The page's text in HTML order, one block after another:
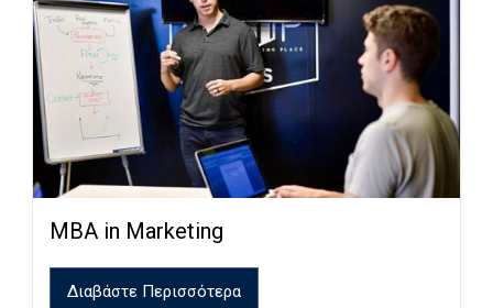
MBA in Marketing
Διαβάστε Περισσότερα